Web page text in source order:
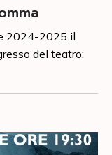
2024-2025 il
del teatro: